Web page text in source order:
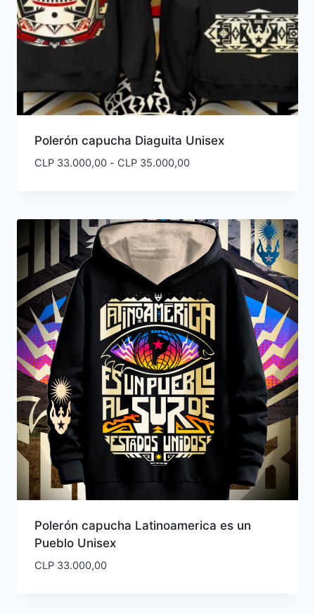
Polerón capucha Diaguita Unisex
CLP33.000,00 - CLP35.000,00Rango
CLP 33.000,00
hasta
CLP 35.000,00
Polerón capucha Latinoamerica es un
Pueblo Unisex
CLP33.000,00